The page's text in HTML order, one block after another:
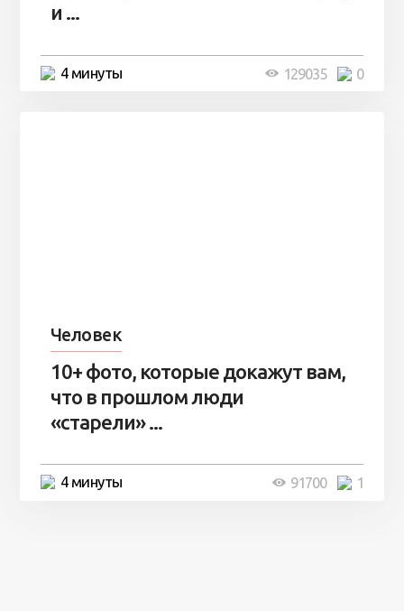
и ...
4 минуты 0
129035
Человек
10+ фото, которые докажут вам,
что в прошлом люди
«старели» ...
4 минуты 1
91700